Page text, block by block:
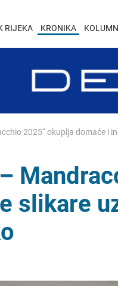
RIJEKA KRONIKA
2025“ okuplja domaće i
slikare